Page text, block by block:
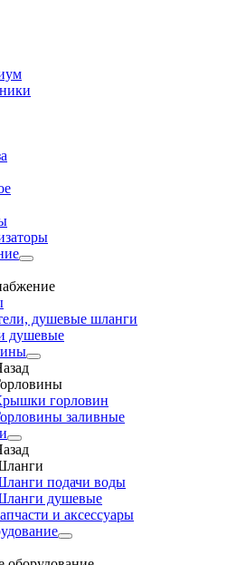
душевые шланги
душевые
горловин
заливные
подачи воды
душевые
и аксессуары